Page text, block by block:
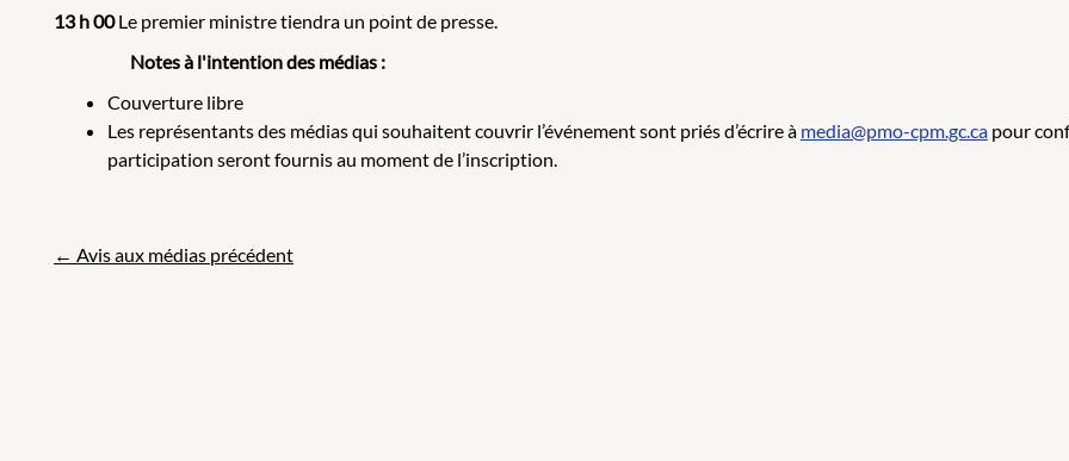
13 h 00Le premier ministre tiendra un point de presse.
Notes à l'intention des médias :
Couverture libre
Les représentants des médias qui souhaitent couvrir l’événement sont priés d’écrire à media@pmo-cpm.gc.capour
participation seront fournis au moment de l’inscription.
← Avis aux médias précédent